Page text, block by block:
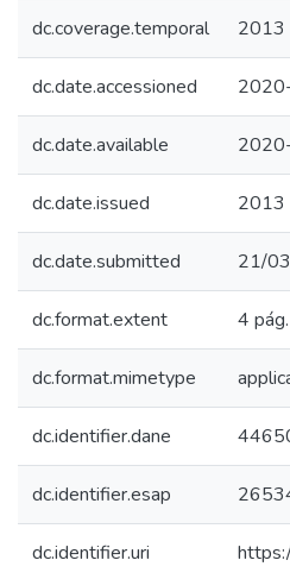
dc.coverage.temporal 2013
dc.date.accessioned
dc.date.available
dc.date.issued 2013
dc.date.submitted 21/
dc.format.extent 4 pág.
dc.format.mimetype
dc.identifier.dane
dc.identifier.esap
dc.identifier.uri